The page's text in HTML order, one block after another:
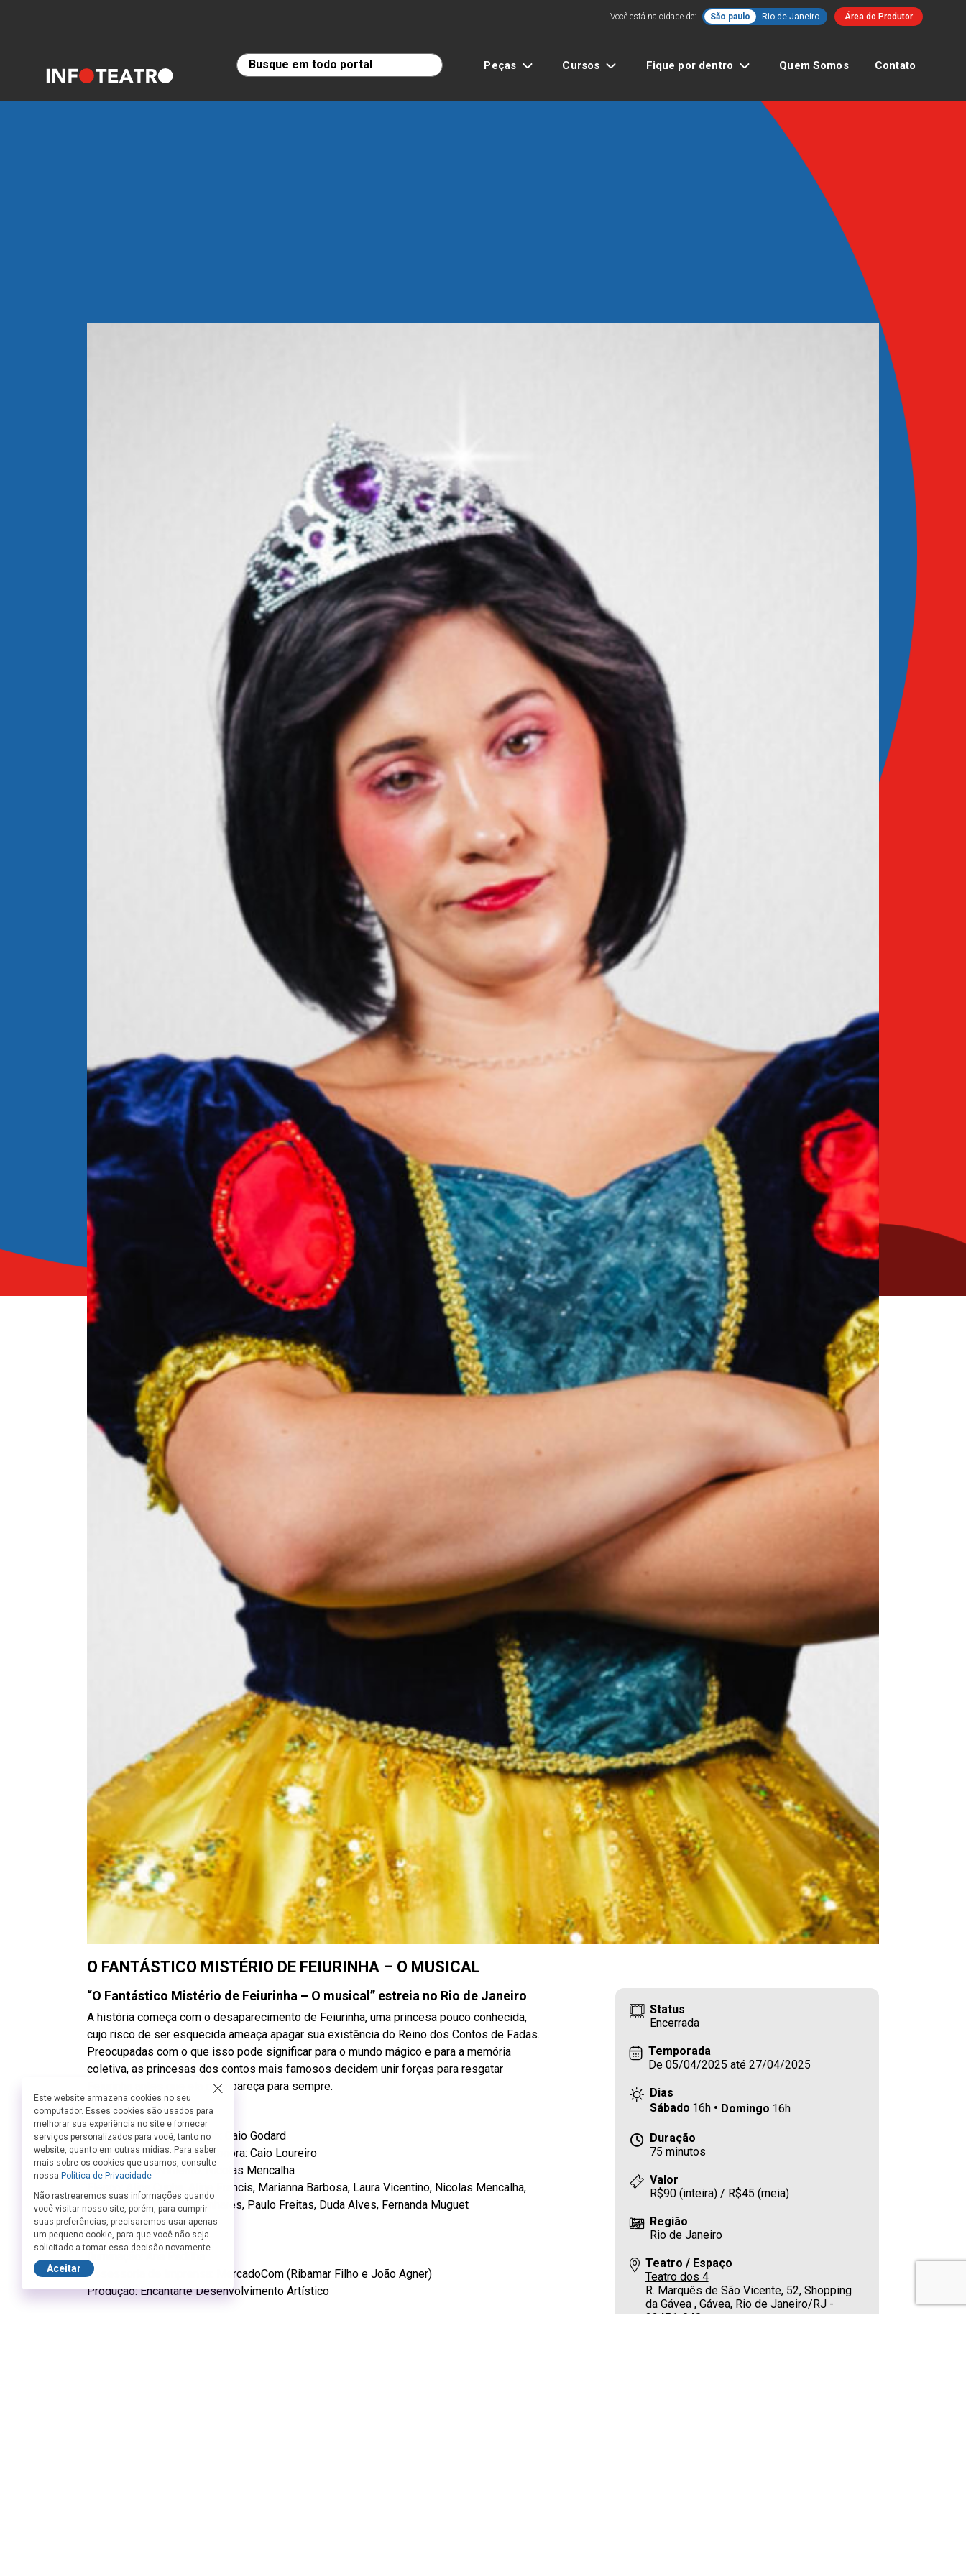
Você está na cidade de: São paulo Rio de Janeiro Área do Produtor
Peças Cursos Fique por dentro Quem Somos Contato
O FANTÁSTICO MISTÉRIO DE FEIURINHA – O MUSICAL
“O Fantástico Mistério de Feiurinha – O musical” estreia no Rio de Janeiro
A história começa com o desaparecimento de Feiurinha, uma princesa pouco conhecida,
cujo risco de ser esquecida ameaça apagar sua existência do Reino dos Contos de Fadas.
Preocupadas com o que isso pode significar para o mundo mágico e para a memória
coletiva, as princesas dos contos mais famosos decidem unir forças para resgatar
Feiurinha antes que ela desapareça para sempre.
Ficha Técnica:
Direção Geral e Adaptação: Caio Godard
Direção Musical e Trilha Sonora: Caio Loureiro
Direção de movimento: Nicolas Mencalha
Elenco: Alina Cunha, Aline Francis, Marianna Barbosa, Laura Vicentino, Nicolas Mencalha,
Sofia Vallyn, Henrique Linhares, Paulo Freitas, Duda Alves, Fernanda Muguet
Cenário: Vinicius Pugliese
Figurino: Anna Limazzi
Iluminação: Ana Padilha
Assessoria de Imprensa: MercadoCom (Ribamar Filho e João Agner)
Produção: Encantarte Desenvolvimento Artístico
Status
Encerrada
Temporada
De 05/04/2025 até 27/04/2025
Dias
Sábado 16h Domingo 16h
Duração
75 minutos
Valor
R$90 (inteira) / R$45 (meia)
Região
Rio de Janeiro
Teatro / Espaço
Teatro dos 4
R. Marquês de São Vicente, 52, Shopping
da Gávea , Gávea, Rio de Janeiro/RJ -
22451-040
Este website armazena cookies no seu
computador. Esses cookies são usados para
melhorar sua experiência no site e fornecer
serviços personalizados para você, tanto no
website, quanto em outras mídias. Para saber
mais sobre os cookies que usamos, consulte
nossa Política de Privacidade
Não rastrearemos suas informações quando
você visitar nosso site, porém, para cumprir
suas preferências, precisaremos usar apenas
um pequeno cookie, para que você não seja
solicitado a tomar essa decisão novamente.
Aceitar